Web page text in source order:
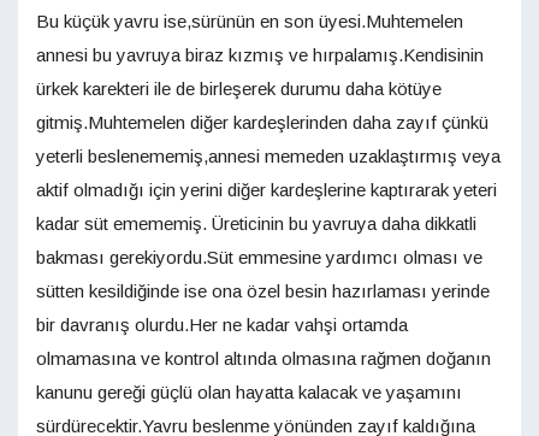
Bu küçük yavru ise,sürünün en son üyesi.Muhtemelen
annesi bu yavruya biraz kızmış ve hırpalamış.Kendisinin
ürkek karekteri ile de birleşerek durumu daha kötüye
gitmiş.Muhtemelen diğer kardeşlerinden daha zayıf çünkü
yeterli beslenememiş,annesi memeden uzaklaştırmış veya
aktif olmadığı için yerini diğer kardeşlerine kaptırarak yeteri
kadar süt emememiş. Üreticinin bu yavruya daha dikkatli
bakması gerekiyordu.Süt emmesine yardımcı olması ve
sütten kesildiğinde ise ona özel besin hazırlaması yerinde
bir davranış olurdu.Her ne kadar vahşi ortamda
olmamasına ve kontrol altında olmasına rağmen doğanın
kanunu gereği güçlü olan hayatta kalacak ve yaşamını
sürdürecektir.Yavru beslenme yönünden zayıf kaldığına